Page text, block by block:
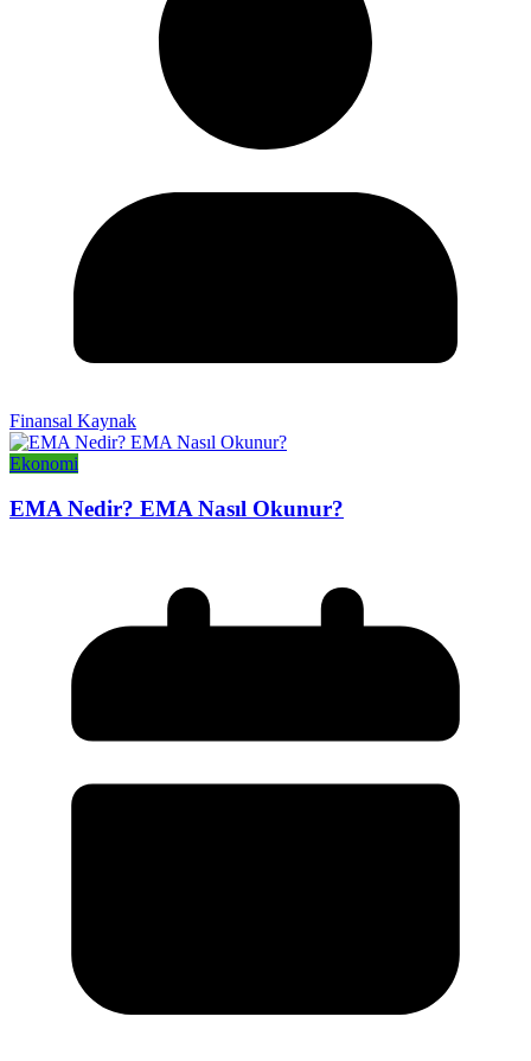
Finansal Kaynak
Ekonomi
EMA Nedir? EMA Nasıl Okunur?